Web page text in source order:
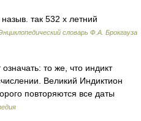
так 532 х летний
словарь Ф.А. Брокгауза
то же, что индикт
Великий Индиктион
повторяются все даты